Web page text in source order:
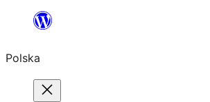
Przejdź
treści
Polska